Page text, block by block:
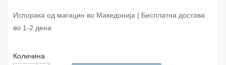
Испорака од магацин во Македонија | Бесплатна достава
во 1-2 дена
Количина